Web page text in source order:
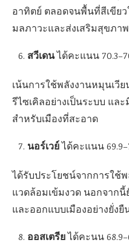
อาทิตย์ ตลอดจนพื้นที่สีเขีย
มลภาวะและส่งเสริมสุขภา
สวีเดนได้คะแนน
เน้นการใช้พลังงานหมุนเวี
รีไซเคิลอย่างเป็นระบบ แล
สำหรับเมืองที่สะอาด
นอร์เวย์ได้คะแนน
ได้รับประโยชน์จากการใช้
แวดล้อมเข้มงวด นอกจากนี้
และออกแบบเมืองอย่างยั่งยื
ออสเตรียได้คะนน